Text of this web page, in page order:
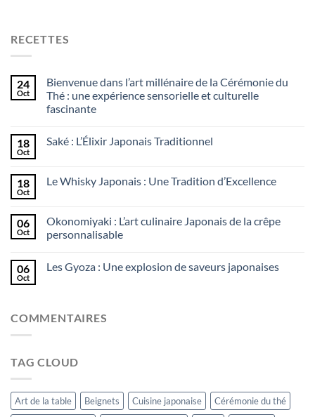
RECETTES
24
Oct
Bienvenue dans l’art millénaire de la Cérémonie du
Thé : une expérience sensorielle et culturelle
fascinante
18
Oct
Saké : L’Élixir Japonais Traditionnel
18
Oct
Le Whisky Japonais : Une Tradition d’Excellence
06
Oct
Okonomiyaki : L’art culinaire Japonais de la crêpe
personnalisable
06
Oct
Les Gyoza : Une explosion de saveurs japonaises
COMMENTAIRES
TAG CLOUD
Art de la table Beignets Cuisine japonaise
Cérémonie du thé